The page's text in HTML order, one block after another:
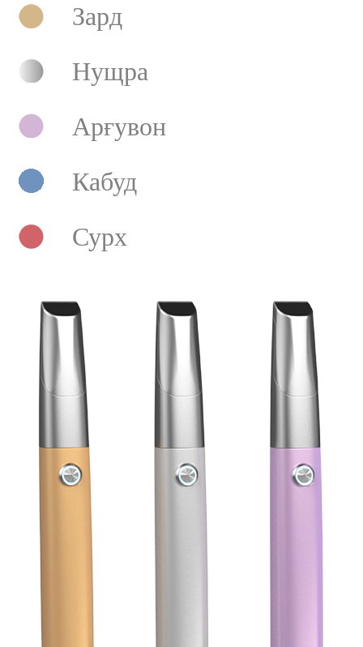
Зард
Нущра
Арғувон
Кабуд
Сурх